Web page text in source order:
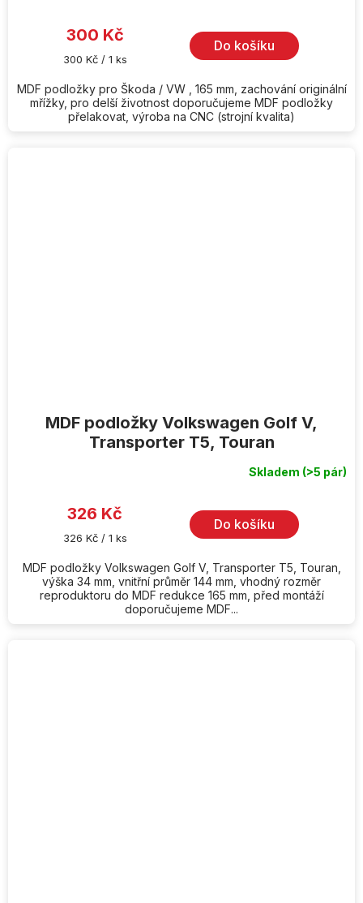
300 Kč
Měrná
300 Kč / 1 ks
Do košíku
MDF podložky pro Škoda / VW , 165 mm, zachování originální
mřížky, pro delší životnost doporučujeme MDF podložky
přelakovat, výroba na CNC (strojní kvalita)
MDF podložky Volkswagen Golf V,
Transporter T5, Touran
Skladem (>5 pár)
326 Kč
Měrná
326 Kč / 1 ks
Do košíku
MDF podložky Volkswagen Golf V, Transporter T5, Touran,
výška 34 mm, vnitřní průměr 144 mm, vhodný rozměr
reproduktoru do MDF redukce 165 mm, před montáží
doporučujeme MDF...